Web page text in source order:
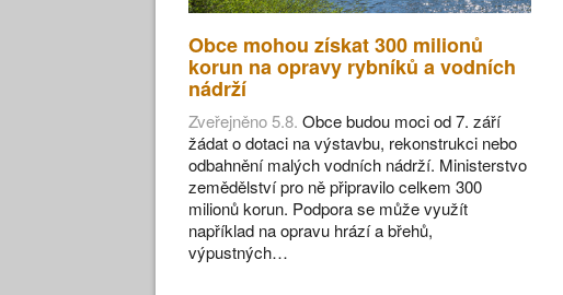
Obce mohou získat 300 milionů
korun na opravy rybníků a vodních
nádrží
Zveřejněno 5.8. Obce budou moci od 7. září
žádat o dotaci na výstavbu, rekonstrukci nebo
odbahnění malých vodních nádrží. Ministerstvo
zemědělství pro ně připravilo celkem 300
milionů korun. Podpora se může využít
například na opravu hrází a břehů,
výpustných…